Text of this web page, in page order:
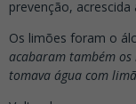
prevenção,
Os limões foram o
acabaram também os
tomava água com